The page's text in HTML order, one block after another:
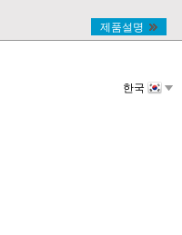
제품설명
한국